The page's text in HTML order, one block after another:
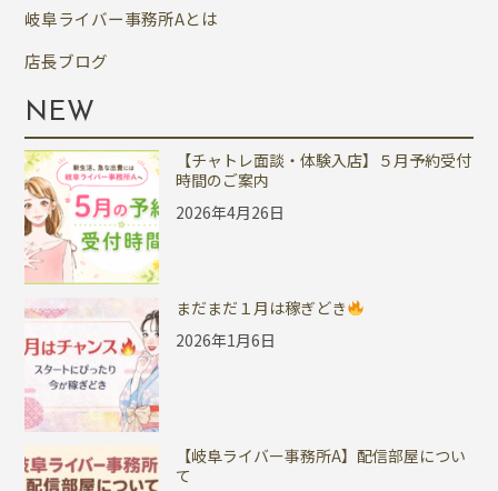
岐阜ライバー事務所Aとは
店長ブログ
NEW
【チャトレ面談・体験入店】５月予約受付
時間のご案内
2026年4月26日
まだまだ１月は稼ぎどき
2026年1月6日
【岐阜ライバー事務所A】配信部屋につい
て